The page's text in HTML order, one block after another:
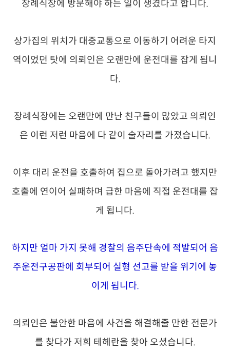
장례식장에 방문해야 하는 일이 생겼다고 합니다.
상가집의 위치가 대중교통으로 이동하기 어려운 타지
역이었던 탓에 의뢰인은 오랜만에 운전대를 잡게 됩니
다.
장례식장에는 오랜만에 만난 친구들이 많았고 의뢰인
은 이런 저런 마음에 다 같이 술자리를 가졌습니다.
이후 대리 운전을 호출하여 집으로 돌아가려고 했지만
호출에 연이어 실패하며 급한 마음에 직접 운전대를 잡
게 됩니다.
하지만 얼마 가지 못해 경찰의 음주단속에 적발되어 음
주운전구공판에 회부되어 실형 선고를 받을 위기에 놓
이게 됩니다.
의뢰인은 불안한 마음에 사건을 해결해줄 만한 전문가
를 찾다가 저희 테헤란을 찾아 오셨습니다.